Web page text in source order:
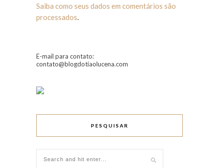
Saiba como seus dados em comentários são
processados.
E-mail para contato:
contato@blogdotiaolucena.com
PESQUISAR